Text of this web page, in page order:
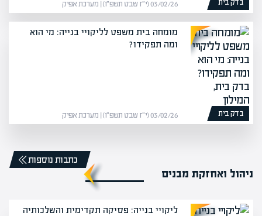
בדק בית 03/02/26 (י״ז שבט תשפ״ו) | מערכת אפיק
בדק בית
מומחה בית משפט לליקויי בנייה: מי הוא
ומה תפקידו?
03/02/26 (י״ז שבט תשפ״ו) | מערכת אפיק
ניהול ואחזקת מבנים
כתבות נוספות
ליקויי בנייה: פסיקה תקדימית והשלכותיה